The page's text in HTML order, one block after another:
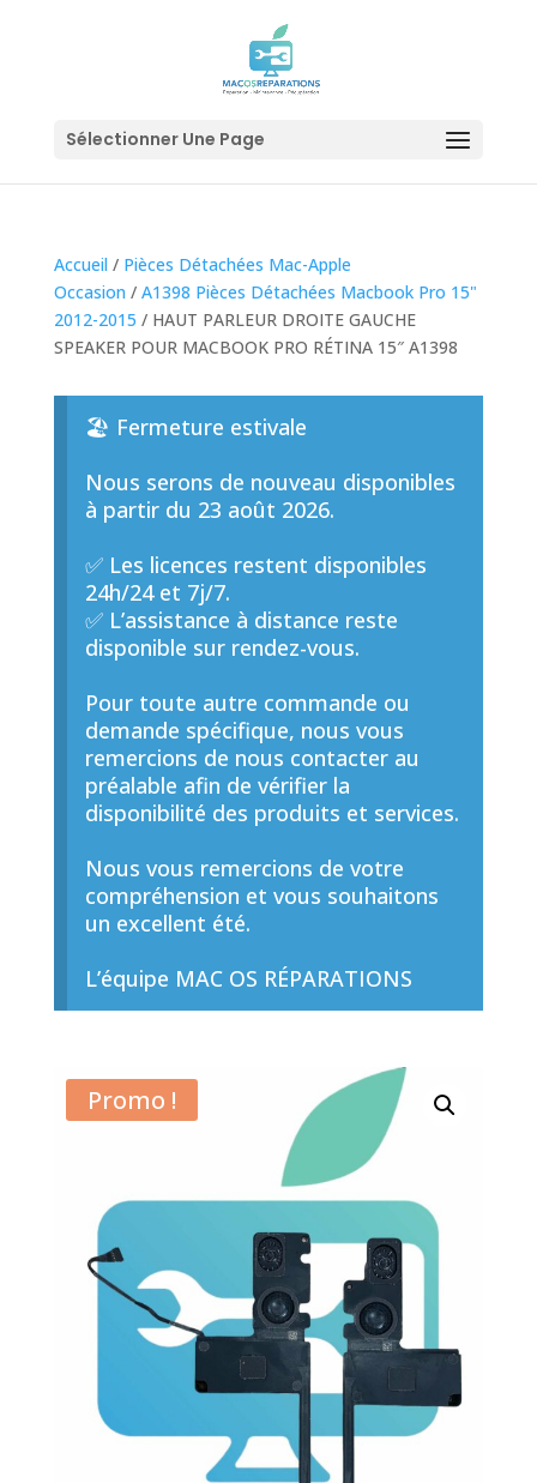
Sélectionner Une Page
Accueil / Pièces Détachées Mac-Apple
Occasion / A1398 Pièces Détachées Macbook Pro 15"
2012-2015 / HAUT PARLEUR DROITE GAUCHE
SPEAKER POUR MACBOOK PRO RÉTINA 15″ A1398
🏖️ Fermeture estivale
Nous serons de nouveau disponibles
à partir du 23 août 2026.
✅ Les licences restent disponibles
24h/24 et 7j/7.
✅ L’assistance à distance reste
disponible sur rendez-vous.
Pour toute autre commande ou
demande spécifique, nous vous
remercions de nous contacter au
préalable afin de vérifier la
disponibilité des produits et services.
Nous vous remercions de votre
compréhension et vous souhaitons
un excellent été.
L’équipe MAC OS RÉPARATIONS
Promo !